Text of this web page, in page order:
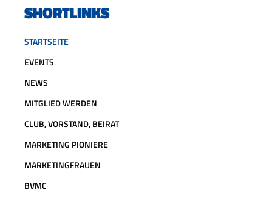
SHORTLINKS
STARTSEITE
EVENTS
NEWS
MITGLIED WERDEN
CLUB, VORSTAND, BEIRAT
MARKETING PIONIERE
MARKETINGFRAUEN
BVMC